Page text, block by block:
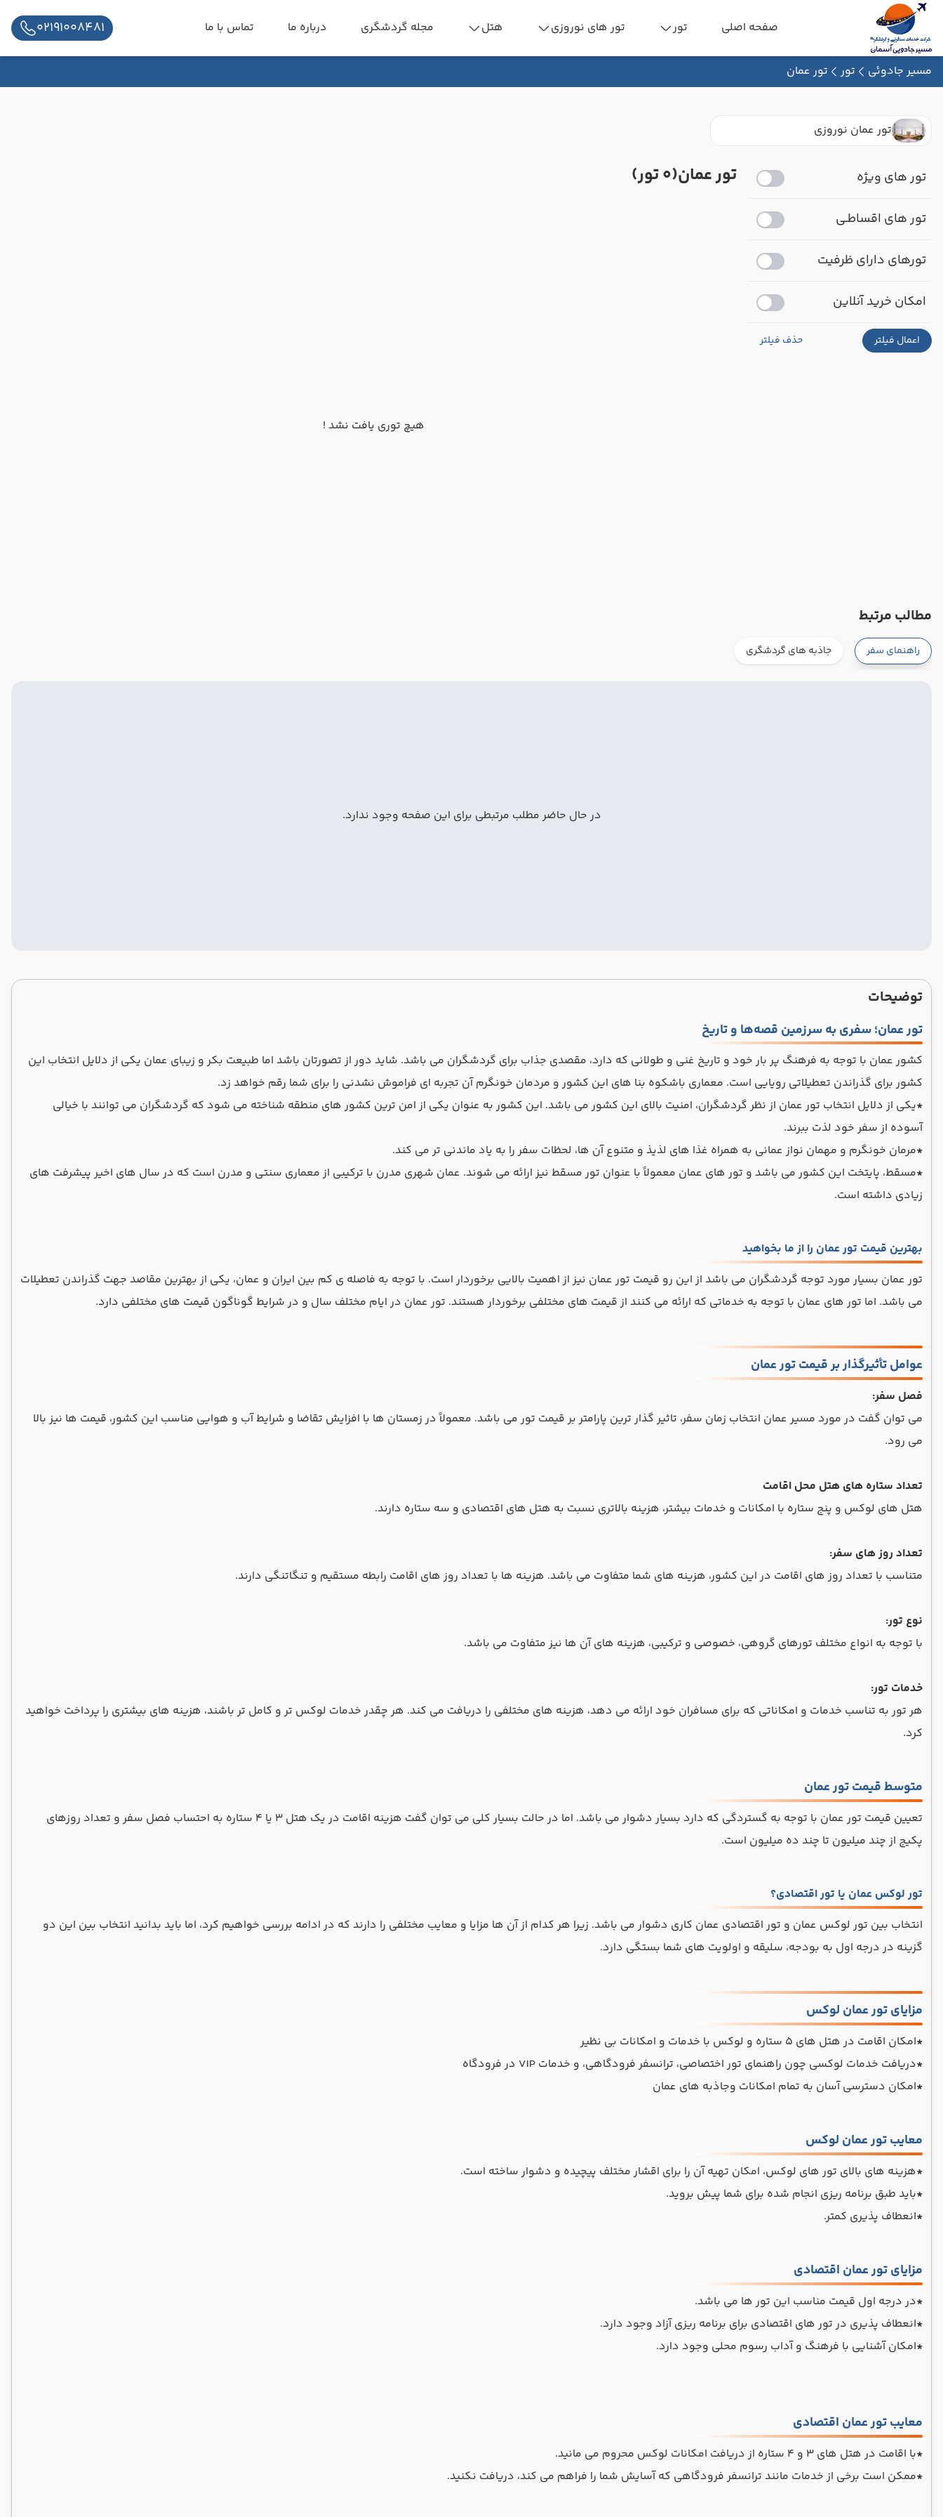
صفحه اصلی تور تور های نوروزی هتل مجله گردشگری درباره ما تماس با ما 02191008481
مسیر جادوئی تور تور عمان
تور عمان نوروزی
تور های ویژه
تور های اقساطـی
تورهای دارای ظرفیت
امکان خرید آنلاین
اعمال فیلتر حذف فیلتر
تور عمان(0 تور)
هیچ توری یافت نشد !
مطالب مرتبط
راهنمای سفر جاذبه های گردشگری
در حال حاضر مطلب مرتبطی برای این صفحه وجود ندارد.
توضیحات
تور عمان؛ سفری به سرزمین قصه‌ها و تاریخ
کشور عمان با توجه به فرهنگ پر بار خود و تاریخ غنی و طولانی که دارد، مقصدی جذاب برای گردشگران می باشد. شاید دور از تصورتان باشد اما طبیعت بکر و زیبای عمان یکی از دلایل انتخاب این
کشور برای گذراندن تعطیلاتی رویایی است. معماری باشکوه بنا های این کشور و مردمان خونگرم آن تجربه ‌ای فراموش‌ نشدنی را برای شما رقم خواهد زد.
*یکی از دلایل انتخاب تور عمان از نظر گردشگران، امنیت بالای این کشور می باشد. این کشور به عنوان یکی از امن‌ ترین کشور های منطقه شناخته می شود که گردشگران می ‌توانند با خیالی
آسوده از سفر خود لذت ببرند.
*مرمان خونگرم و مهمان نواز عمانی به همراه غذا های لذیذ و متنوع آن ها، لحظات سفر را به یاد ماندنی تر می کند.
*مسقط، پایتخت این کشور می باشد و تور های عمان معمولاً با عنوان تور مسقط نیز ارائه می شوند. عمان شهری مدرن با ترکیبی از معماری سنتی و مدرن است که در سال های اخیر پیشرفت های
زیادی داشته است.
بهترین قیمت تور عمان را از ما بخواهید
تور عمان بسیار مورد توجه گردشگران می باشد از این رو قیمت تور عمان نیز از اهمیت بالایی برخوردار است. با توجه به فاصله ی کم بین ایران و عمان، یکی از بهترین مقاصد جهت گذراندن تعطیلات
می باشد. اما تور های عمان با توجه به خدماتی که ارائه می کنند از قیمت های مختلفی برخوردار هستند. تور عمان در ایام مختلف سال و در شرایط گوناگون قیمت های مختلفی دارد.
عوامل تأثیرگذار بر قیمت تور عمان
فصل سفر:
می توان گفت در مورد مسیر عمان انتخاب زمان سفر، تاثیر گذار ترین پارامتر بر قیمت تور می باشد. معمولاً در زمستان ها با افزایش تقاضا و شرایط آب و هوایی مناسب این کشور، قیمت ها نیز بالا
می رود.
تعداد ستاره های هتل محل اقامت
هتل‌ های لوکس و پنج ستاره با امکانات و خدمات بیشتر، هزینه بالاتری نسبت به هتل ‌های اقتصادی و سه ستاره دارند.
تعداد روز های سفر:
متناسب با تعداد روز های اقامت در این کشور، هزینه های شما متفاوت می باشد. هزینه ها با تعداد روز های اقامت رابطه مستقیم و تنگاتنگی دارند.
نوع تور:
با توجه به انواع مختلف تورهای گروهی، خصوصی و ترکیبی، هزینه های آن ها نیز متفاوت می باشد.
خدمات تور:
هر تور به تناسب خدمات و امکاناتی که برای مسافران خود ارائه می دهد، هزینه های مختلفی را دریافت می کند. هر چقدر خدمات لوکس تر و کامل تر باشند، هزینه های بیشتری را پرداخت خواهید
کرد.
متوسط قیمت تور عمان
تعیین قیمت تور عمان با توجه به گستردگی که دارد بسیار دشوار می باشد. اما در حالت بسیار کلی می توان گفت هزینه اقامت در یک هتل 3 یا 4 ستاره به احتساب فصل سفر و تعداد روزهای
پکیج از چند میلیون تا چند ده میلیون است.
تور لوکس عمان یا تور اقتصادی؟
انتخاب بین تور لوکس عمان و تور اقتصادی عمان کاری دشوار می باشد. زیرا هر کدام از آن ها مزایا و معایب مختلفی را دارند که در ادامه بررسی خواهیم کرد، اما باید بدانید انتخاب بین این دو
گزینه در درجه اول به بودجه، سلیقه و اولویت ‌های شما بستگی دارد.
مزایای تور عمان لوکس
*امکان اقامت در هتل های 5 ستاره و لوکس با خدمات و امکانات بی نظیر
*دریافت خدمات لوکسی چون راهنمای تور اختصاصی، ترانسفر فرودگاهی، و خدمات VIP در فرودگاه
*امکان دسترسی آسان به تمام امکانات وجاذبه های عمان
معایب تور عمان لوکس
*هزینه های بالای تور های لوکس، امکان تهیه آن را برای اقشار مختلف پیچیده و دشوار ساخته است.
*باید طبق برنامه ریزی انجام شده برای شما پیش بروید.
*انعطاف پذیری کمتر.
مزایای تور عمان اقتصادی
*در درجه اول قیمت مناسب این تور ها می باشد.
*انعطاف پذیری در تور های اقتصادی برای برنامه ریزی آزاد وجود دارد.
*امکان آشنایی با فرهنگ و آداب رسوم محلی وجود دارد.
معایب تور عمان اقتصادی
*با اقامت در هتل های 3 و 4 ستاره از دریافت امکانات لوکس محروم می مانید.
*ممکن است برخی از خدمات مانند ترانسفر فرودگاهی که آسایش شما را فراهم می کند، دریافت نکنید.